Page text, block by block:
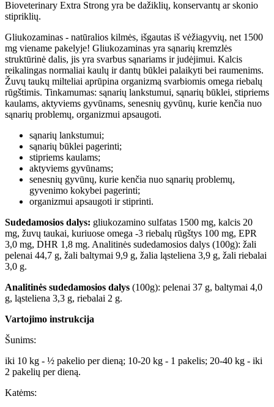
Bioveterinary Extra Strong yra be dažiklių, konservantų ar skonio
stipriklių.
Gliukozaminas - natūralios kilmės, išgautas iš vėžiagyvių, net 1500
mg viename pakelyje! Gliukozaminas yra sąnarių kremzlės
struktūrinė dalis, jis yra svarbus sąnariams ir judėjimui. Kalcis
reikalingas normaliai kaulų ir dantų būklei palaikyti bei raumenims.
Žuvų taukų milteliai aprūpina organizmą svarbiomis omega riebalų
rūgštimis. Tinkamumas: sąnarių lankstumui, sąnarių būklei, stipriems
kaulams, aktyviems gyvūnams, senesnių gyvūnų, kurie kenčia nuo
sąnarių problemų, organizmui apsaugoti.
sąnarių lankstumui;
sąnarių būklei pagerinti;
stipriems kaulams;
aktyviems gyvūnams;
senesnių gyvūnų, kurie kenčia nuo sąnarių problemų,
gyvenimo kokybei pagerinti;
organizmui apsaugoti ir stiprinti.
Sudedamosios dalys: gliukozamino sulfatas 1500 mg, kalcis 20
mg, žuvų taukai, kuriuose omega -3 riebalų rūgštys 100 mg, EPR
3,0 mg, DHR 1,8 mg. Analitinės sudedamosios dalys (100g): žali
pelenai 44,7 g, žali baltymai 9,9 g, žalia ląsteliena 3,9 g, žali riebalai
3,0 g.
Analitinės sudedamosios dalys (100g): pelenai 37 g, baltymai 4,0
g, ląsteliena 3,3 g, riebalai 2 g.
Vartojimo instrukcija
Šunims:
iki 10 kg - ½ pakelio per dieną; 10-20 kg - 1 pakelis; 20-40 kg - iki
2 pakelių per dieną.
Katėms: